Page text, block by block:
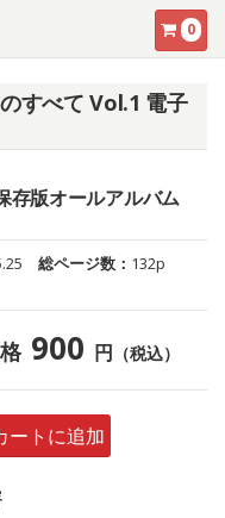
0
すべて Vol.1 電子
存版オールアルバム
総ページ数： 132p
900 円 （税込）
ートに追加